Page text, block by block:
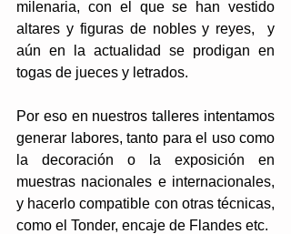
milenaria, con el que se han vestido
altares y figuras de nobles y reyes,  y
aún en la actualidad se prodigan en
togas de jueces y letrados.
Por eso en nuestros talleres intentamos
generar labores, tanto para el uso como
la decoración o la exposición en
muestras nacionales e internacionales,
y hacerlo compatible con otras técnicas,
como el Tonder, encaje de Flandes etc.